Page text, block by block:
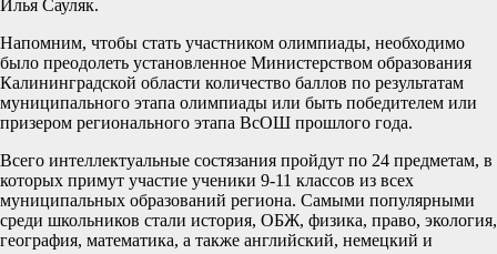
Илья Сауляк.
Напомним, чтобы стать участником олимпиады, необходимо
было преодолеть установленное Министерством образования
Калининградской области количество баллов по результатам
муниципального этапа олимпиады или быть победителем или
призером регионального этапа ВсОШ прошлого года.
Всего интеллектуальные состязания пройдут по 24 предметам, в
которых примут участие ученики 9-11 классов из всех
муниципальных образований региона. Самыми популярными
среди школьников стали история, ОБЖ, физика, право, экология,
география, математика, а также английский, немецкий и